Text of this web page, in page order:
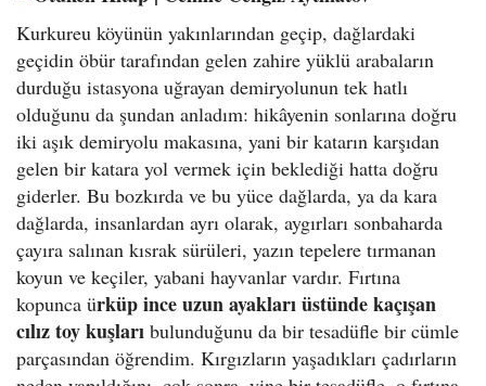
Kurkureu köyünün yakınlarından geçip, dağlardaki
geçidin öbür tarafından gelen zahire yüklü arabaların
durduğu istasyona uğrayan demiryolunun tek hatlı
olduğunu da şundan anladım: hikâyenin sonlarına doğru
iki aşık demiryolu makasına, yani bir katarın karşıdan
gelen bir katara yol vermek için beklediği hatta doğru
giderler. Bu bozkırda ve bu yüce dağlarda, ya da kara
dağlarda, insanlardan ayrı olarak, aygırları sonbaharda
çayıra salınan kısrak sürüleri, yazın tepelere tırmanan
koyun ve keçiler, yabani hayvanlar vardır. Fırtına
kopunca ürküp ince uzun ayakları üstünde kaçışan
cılız toy kuşları bulunduğunu da bir tesadüfle bir cümle
parçasından öğrendim. Kırgızların yaşadıkları çadırların